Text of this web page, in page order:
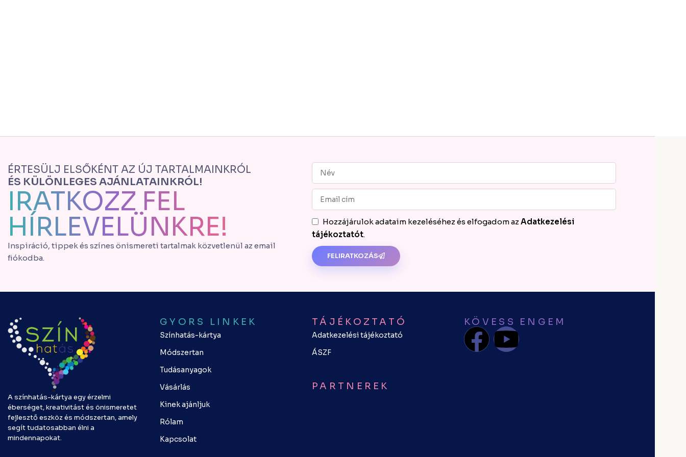
ÉRTESÜLJ ELSŐKÉNT AZ ÚJ TARTALMAINKRÓL
ÉS KÜLÖNLEGES AJÁNLATAINKRÓL!
IRATKOZZ FEL
HÍRLEVELÜNKRE!
Inspiráció, tippek és színes önismereti tartalmak közvetlenül az email
fiókodba.
Hozzájárulok adataim kezeléséhez és elfogadom az Adatkezelési
tájékoztatót.
FELIRATKOZÁS
A színhatás-kártya egy érzelmi
éberséget, kreativitást és önismeretet
fejlesztő eszköz és módszertan, amely
segít tudatosabban élni a
mindennapokat.
GYORS LINKEK
Színhatás-kártya
Módszertan
Tudásanyagok
Vásárlás
Kinek ajánljuk
Rólam
Kapcsolat
TÁJÉKOZTATÓ
Adatkezelési tájékoztató
ÁSZF
PARTNEREK
KÖVESS ENGEM